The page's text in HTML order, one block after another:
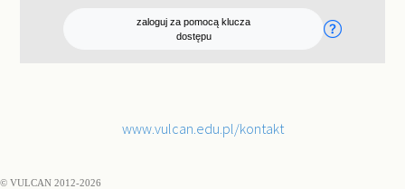
zaloguj za pomocą klucza
dostępu
www.vulcan.edu.pl/kontakt
© VULCAN 2012-2026